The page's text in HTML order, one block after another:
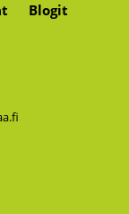
Blogit